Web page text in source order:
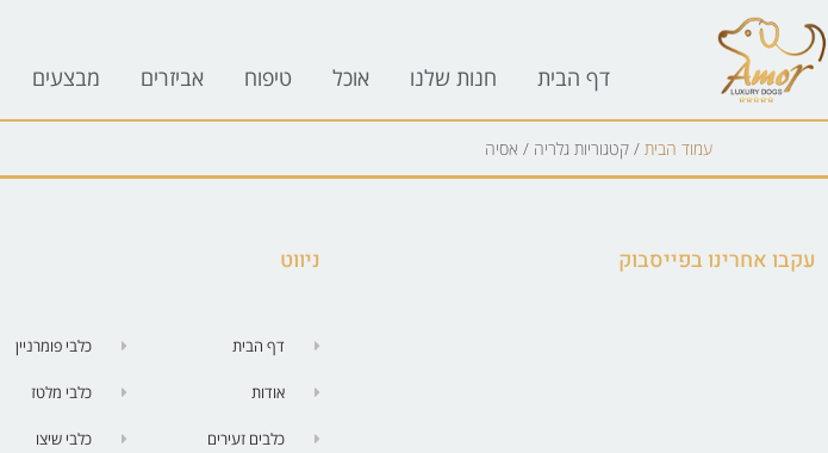
דף הבית חנות שלנו אוכל טיפוח אביזרים מבצעים
עמוד הבית / קטגוריות גלריה / אסיה
עקבו אחרינו בפייסבוק ניווט
דף הבית
אודות
כלבים זעירים
כלבי פומרניין
כלבי מלטז
כלבי שיצו